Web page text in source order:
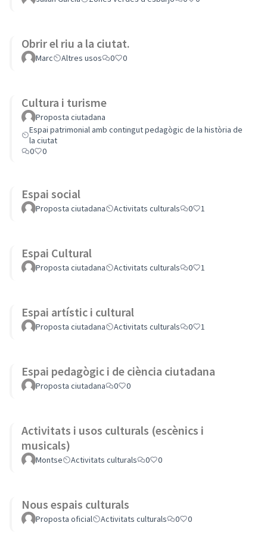
Obrir el riu a la ciutat.
Marc Altres usos 0 0
Cultura i turisme
Proposta ciutadana
Espai patrimonial amb contingut pedagògic de la història de
la ciutat
0
0
Espai social
Proposta ciutadana Activitats culturals 0 1
Espai Cultural
Proposta ciutadana Activitats culturals 0 1
Espai artístic i cultural
Proposta ciutadana Activitats culturals 0 1
Espai pedagògic i de ciència ciutadana
Proposta ciutadana 0 0
Activitats i usos culturals (escènics i
musicals)
Montse Activitats culturals 0 0
Nous espais culturals
Proposta oficial Activitats culturals 0 0